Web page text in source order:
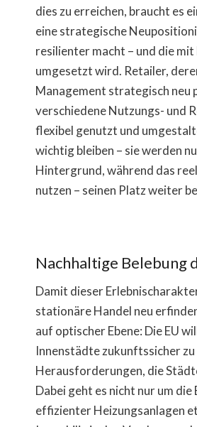
dies zu erreichen, braucht es
eine strategische
resilienter macht – und die
umgesetzt wird. Retailer,
Management strategisch neu
verschiedene Nutzungs- und
flexibel genutzt und
wichtig bleiben – sie werden
Hintergrund, während das
nutzen – seinen Platz weiter
Nachhaltige Belebung
Damit dieser
stationäre Handel neu
auf optischer Ebene: Die EU
Innenstädte zukunftssicher
Herausforderungen, die
Dabei geht es nicht nur um
effizienter Heizungsanlagen